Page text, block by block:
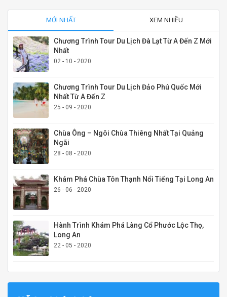
MỚI NHẤT XEM NHIỀU
Chương Trình Tour Du Lịch Đà Lạt Từ A Đến Z Mới
Nhất
02 - 10 - 2020
Chương Trình Tour Du Lịch Đảo Phú Quốc Mới
Nhất Từ A Đến Z
25 - 09 - 2020
Chùa Ông – Ngôi Chùa Thiêng Nhất Tại Quảng
Ngãi
28 - 08 - 2020
Khám Phá Chùa Tôn Thạnh Nổi Tiếng Tại Long An
26 - 06 - 2020
Hành Trình Khám Phá Làng Cổ Phước Lộc Thọ,
Long An
22 - 05 - 2020